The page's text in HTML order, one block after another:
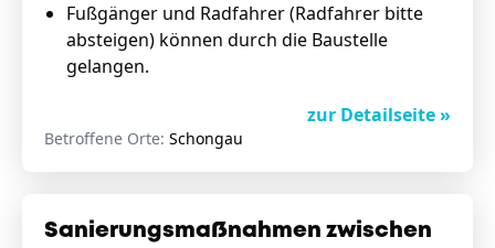
Fußgänger und Radfahrer (Radfahrer bitte
absteigen) können durch die Baustelle
gelangen.
zur Detailseite »
Betroffene Orte: Schongau
Sanierungsmaßnahmen zwischen